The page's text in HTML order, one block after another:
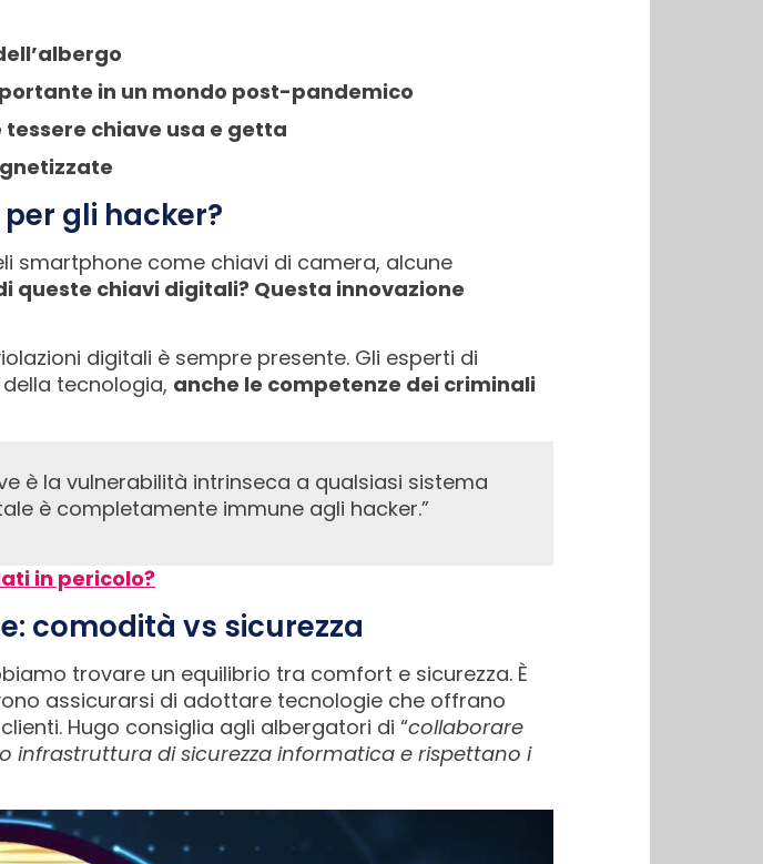
in un mondo post-pandemico
chiave usa e getta
gli hacker?
smartphone come chiavi di camera, alcune
queste chiavi digitali? Questa innovazione
digitali è sempre presente. Gli esperti di
tecnologia, anche le competenze dei criminali
è completamente immune agli hacker.”
in pericolo?
comodità vs sicurezza
trovare un equilibrio tra comfort e sicurezza. È
assicurarsi di adottare tecnologie che offrano
Hugo consiglia agli albergatori di “collaborare
infrastruttura di sicurezza informatica e rispettano i